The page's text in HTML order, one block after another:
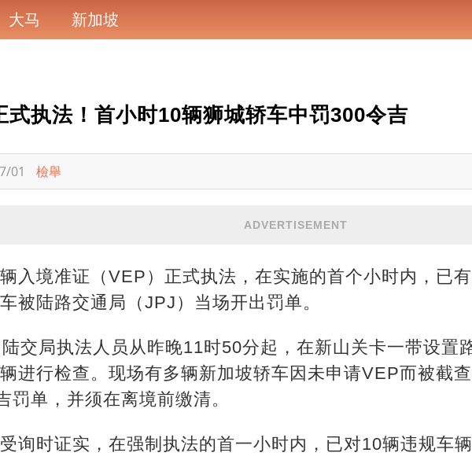
大马 新加坡
式执法！首小时10辆狮城轿车中罚300令吉
01 檢舉
ADVERTISEMENT
入境准证（VEP）正式执法，在实施的首个小时内，已
被陆路交通局（JPJ）当场开出罚单。
交局执法人员从昨晚11时50分起，在新山关卡一带设置
进行检查。现场有多辆新加坡轿车因未申请VEP而被截
罚单，并须在离境前缴清。
询时证实，在强制执法的首一小时内，已对10辆违规车